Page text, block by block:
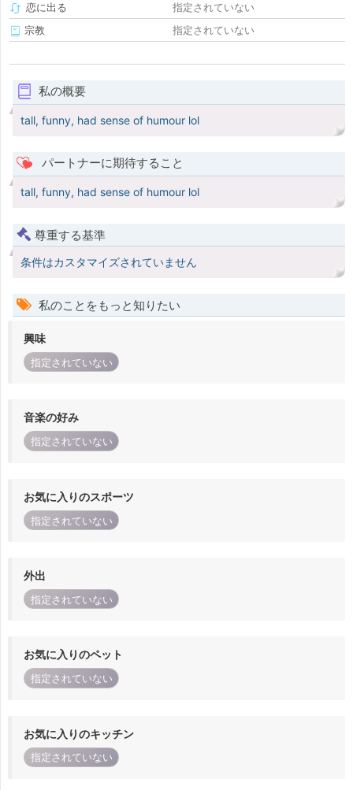
恋に出る
指定されていない
宗教
指定されていない
私の概要
tall, funny, had sense of humour lol
パートナーに期待すること
tall, funny, had sense of humour lol
尊重する基準
条件はカスタマイズされていません
私のことをもっと知りたい
興味
指定されていない
音楽の好み
指定されていない
お気に入りのスポーツ
指定されていない
外出
指定されていない
お気に入りのペット
指定されていない
お気に入りのキッチン
指定されていない